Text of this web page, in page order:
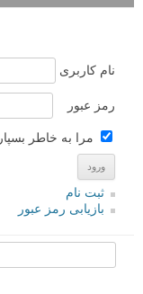
نام کاربری
رمز عبور
مرا به خاطر بسپار
ثبت نام
بازیابی رمز عبور